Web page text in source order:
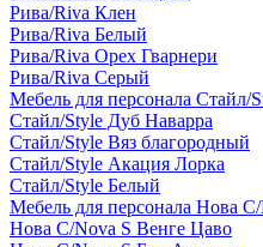
Рива/Riva Клен
Рива/Riva Белый
Рива/Riva Орех Гварнери
Рива/Riva Серый
Мебель для персонала Стайл/
Стайл/Style Дуб Наварра
Стайл/Style Вяз благородный
Стайл/Style Акация Лорка
Стайл/Style Белый
Мебель для персонала Нова
Нова С/Nova S Венге Цаво